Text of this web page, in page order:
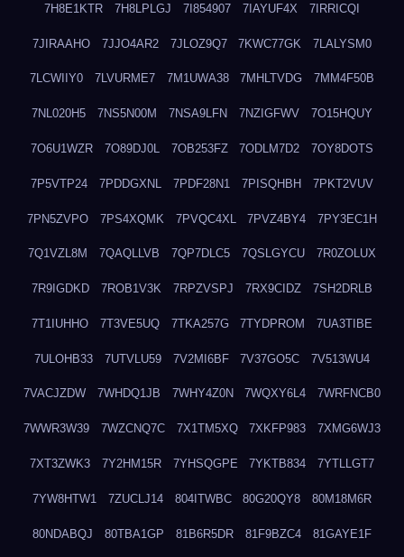
7H8E1KTR 7H8LPLGJ 7I854907 7IAYUF4X 7IRRICQI
7JIRAAHO 7JJO4AR2 7JLOZ9Q7 7KWC77GK 7LALYSM0
7LCWIIY0 7LVURME7 7M1UWA38 7MHLTVDG 7MM4F50B
7NL020H5 7NS5N00M 7NSA9LFN 7NZIGFWV 7O15HQUY
7O6U1WZR 7O89DJ0L 7OB253FZ 7ODLM7D2 7OY8DOTS
7P5VTP24 7PDDGXNL 7PDF28N1 7PISQHBH 7PKT2VUV
7PN5ZVPO 7PS4XQMK 7PVQC4XL 7PVZ4BY4 7PY3EC1H
7Q1VZL8M 7QAQLLVB 7QP7DLC5 7QSLGYCU 7R0ZOLUX
7R9IGDKD 7ROB1V3K 7RPZVSPJ 7RX9CIDZ 7SH2DRLB
7T1IUHHO 7T3VE5UQ 7TKA257G 7TYDPROM 7UA3TIBE
7ULOHB33 7UTVLU59 7V2MI6BF 7V37GO5C 7V513WU4
7VACJZDW 7WHDQ1JB 7WHY4Z0N 7WQXY6L4 7WRFNCB0
7WWR3W39 7WZCNQ7C 7X1TM5XQ 7XKFP983 7XMG6WJ3
7XT3ZWK3 7Y2HM15R 7YHSQGPE 7YKTB834 7YTLLGT7
7YW8HTW1 7ZUCLJ14 804ITWBC 80G20QY8 80M18M6R
80NDABQJ 80TBA1GP 81B6R5DR 81F9BZC4 81GAYE1F